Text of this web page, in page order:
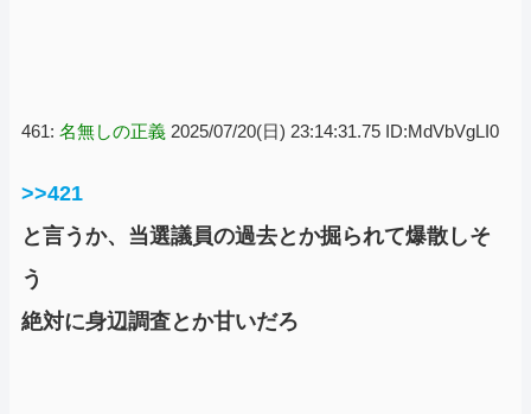
461: 名無しの正義 2025/07/20(日) 23:14:31.75 ID:MdVbVgLI0
>>421
と言うか、当選議員の過去とか掘られて爆散しそ
う
絶対に身辺調査とか甘いだろ